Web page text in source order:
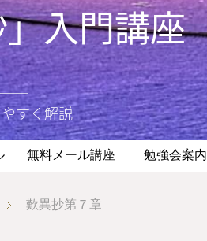
入門講座
すく解説
無料メール講座 勉強会案内
歎異抄第７章